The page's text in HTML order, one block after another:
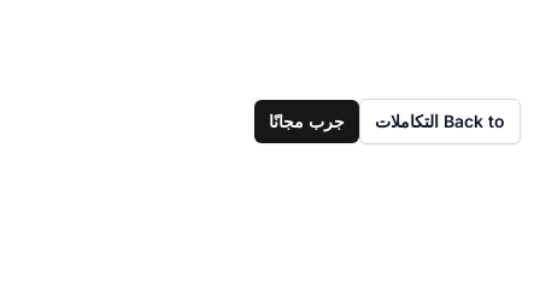
Back to التكاملات جرب مجانًا